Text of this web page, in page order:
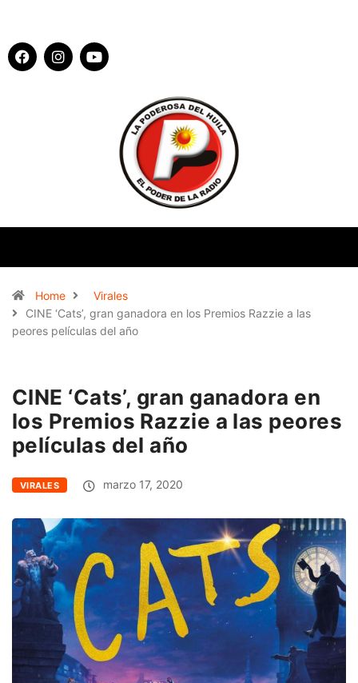
Home
Virales
CINE ‘Cats’, gran ganadora en los Premios Razzie a las
peores películas del año
CINE ‘Cats’, gran ganadora en
los Premios Razzie a las peores
películas del año
VIRALES marzo 17, 2020